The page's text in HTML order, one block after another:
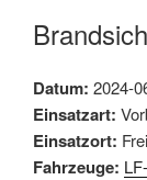
Datum: 2024-
Einsatzart:
Einsatzort:
Fahrzeuge: